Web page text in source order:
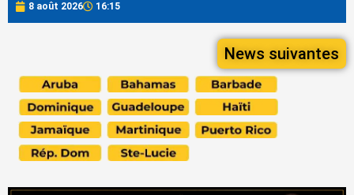
8 août 2026 16:15
News suivantes